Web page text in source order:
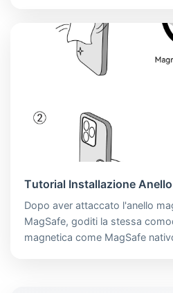
Tutorial Installazione
Dopo aver attaccato l'anello
MagSafe, goditi la stessa
magnetica come MagSafe